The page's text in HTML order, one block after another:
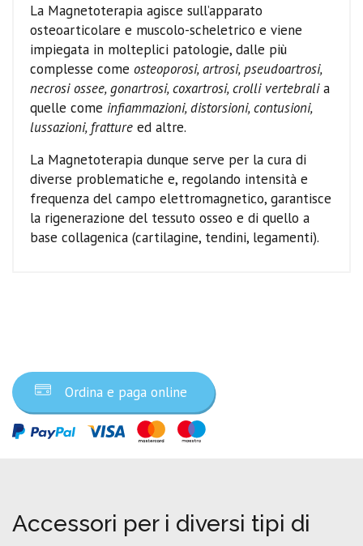
La Magnetoterapia agisce sull’apparato
osteoarticolare e muscolo-scheletrico e viene
impiegata in molteplici patologie, dalle più
complesse come osteoporosi, artrosi, pseudoartrosi,
necrosi ossee, gonartrosi, coxartrosi, crolli vertebralia
quelle come infiammazioni, distorsioni, contusioni,
lussazioni, fratture ed altre.
La Magnetoterapia dunque serve per la cura di
diverse problematiche e, regolando intensità e
frequenza del campo elettromagnetico, garantisce
la rigenerazione del tessuto osseo e di quello a
base collagenica (cartilagine, tendini, legamenti).
Ordina e paga online
Accessori per i diversi tipi di